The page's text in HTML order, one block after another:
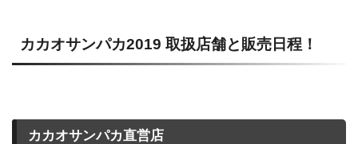
カカオサンパカ2019 取扱店舗と販売日程！
カカオサンパカ直営店